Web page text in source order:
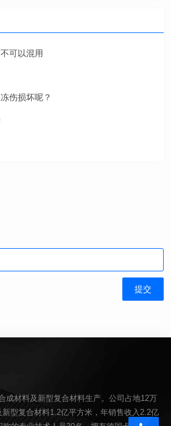
可以混用
伤损坏呢？
成材料及新型复合材料生产。公司占地12万
型复合材料1.2亿平方米，年销售收入2.2亿